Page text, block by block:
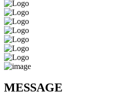
MESSAGE